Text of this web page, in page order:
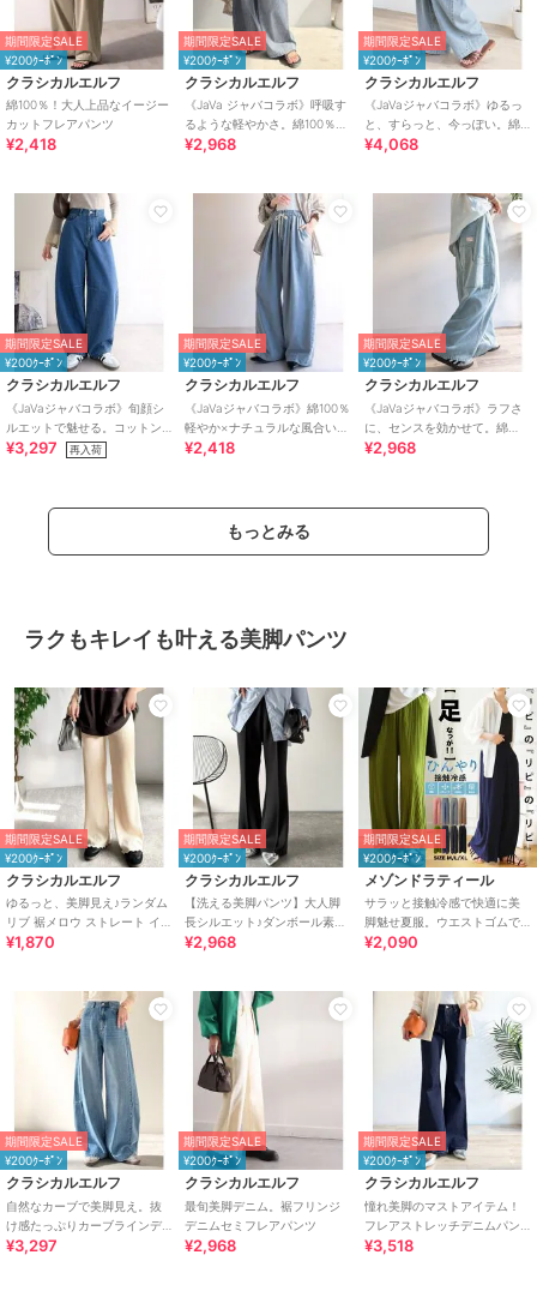
期間限定SALE
¥200ｸｰﾎﾟﾝ
クラシカルエルフ
綿100％！大人上品なイージー
カットフレアパンツ
¥2,418
期間限定SALE
¥200ｸｰﾎﾟﾝ
クラシカルエルフ
《JaVa ジャバコラボ》呼吸す
るような軽やかさ。綿100％シ
ワ加工デニム2タックイージー
¥2,968
期間限定SALE
¥200ｸｰﾎﾟﾝ
クラシカルエルフ
《JaVaジャバコラボ》ゆるっ
と、すらっと、今っぽい。綿
100% ビッグポケットデニムイ
¥4,068
期間限定SALE
¥200ｸｰﾎﾟﾝ
クラシカルエルフ
《JaVaジャバコラボ》旬顔シ
ルエットで魅せる。コットン
100％カーブシルエットデニム
¥3,297 再入荷
期間限定SALE
¥200ｸｰﾎﾟﾝ
クラシカルエルフ
《JaVaジャバコラボ》綿100％
軽やか×ナチュラルな風合い。
ライトオンスデニムイージー
¥2,418
期間限定SALE
¥200ｸｰﾎﾟﾝ
クラシカルエルフ
《JaVaジャバコラボ》ラフさ
に、センスを効かせて。綿
100% カーブペインターデニム
¥2,968
もっとみる
ラクもキレイも叶える美脚パンツ
期間限定SALE
¥200ｸｰﾎﾟﾝ
クラシカルエルフ
ゆるっと、美脚見え♪ランダム
リブ 裾メロウ ストレート イー
ジーパンツ
¥1,870
期間限定SALE
¥200ｸｰﾎﾟﾝ
クラシカルエルフ
【洗える美脚パンツ】大人脚
長シルエット♪ダンボール素材
ピンタックフレアパンツ
¥2,968
期間限定SALE
¥200ｸｰﾎﾟﾝ
メゾンドラティール
サラッと接触冷感で快適に美
脚魅せ夏服。ウエストゴムで
ラフに履けるのに上品プリー
¥2,090
期間限定SALE
¥200ｸｰﾎﾟﾝ
クラシカルエルフ
自然なカーブで美脚見え。抜
け感たっぷりカーブラインデ
ニムパンツ（ワイド）
¥3,297
期間限定SALE
¥200ｸｰﾎﾟﾝ
クラシカルエルフ
最旬美脚デニム。裾フリンジ
デニムセミフレアパンツ
¥2,968
期間限定SALE
¥200ｸｰﾎﾟﾝ
クラシカルエルフ
憧れ美脚のマストアイテム！
フレアストレッチデニムパン
ツ
¥3,518